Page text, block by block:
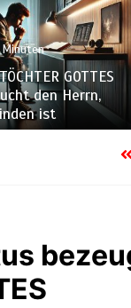
GOTTES
ist die Zeit